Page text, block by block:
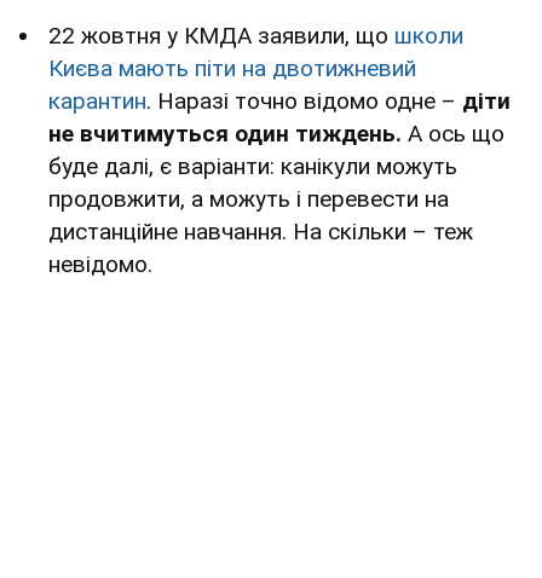
22 жовтня у КМДА заявили, що школи
Києва мають піти на двотижневий
карантин. Наразі точно відомо одне – діти
не вчитимуться один тиждень. А ось що
буде далі, є варіанти: канікули можуть
продовжити, а можуть і перевести на
дистанційне навчання. На скільки – теж
невідомо.